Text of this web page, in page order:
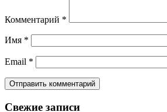
Комментарий *
Имя *
Email *
Свежие записи